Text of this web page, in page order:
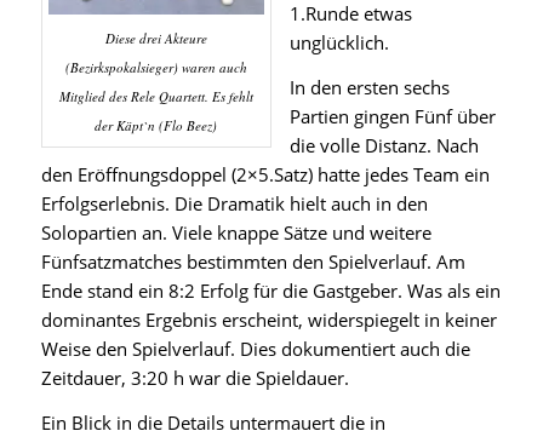
Diese drei Akteure
(Bezirkspokalsieger) waren auch
Mitglied des Rele Quartett. Es fehlt
der Käpt`n (Flo Beez)
1.Runde etwas
unglücklich.
In den ersten sechs
Partien gingen Fünf über
die volle Distanz. Nach
den Eröffnungsdoppel (2×5.Satz) hatte jedes Team ein
Erfolgserlebnis. Die Dramatik hielt auch in den
Solopartien an. Viele knappe Sätze und weitere
Fünfsatzmatches bestimmten den Spielverlauf. Am
Ende stand ein 8:2 Erfolg für die Gastgeber. Was als ein
dominantes Ergebnis erscheint, widerspiegelt in keiner
Weise den Spielverlauf. Dies dokumentiert auch die
Zeitdauer, 3:20 h war die Spieldauer.
Ein Blick in die Details untermauert die in